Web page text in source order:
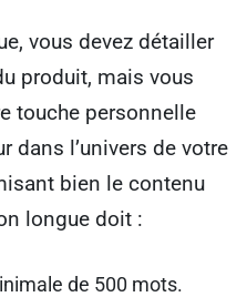
vous devez détailler
produit, mais vous
touche personnelle
dans l’univers de votre
bien le contenu
longue doit :
de 500 mots.